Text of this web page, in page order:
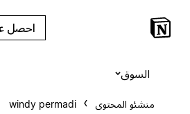
احصل على Notion مجاناً
منشئو المحتوى windy permadi